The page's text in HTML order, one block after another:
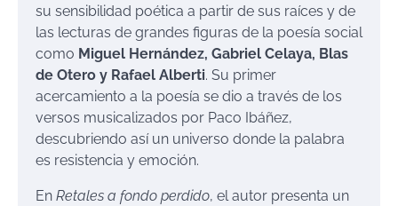
su sensibilidad poética a partir de sus raíces y de
las lecturas de grandes figuras de la poesía social
como Miguel Hernández, Gabriel Celaya, Blas
de Otero y Rafael Alberti. Su primer
acercamiento a la poesía se dio a través de los
versos musicalizados por Paco Ibáñez,
descubriendo así un universo donde la palabra
es resistencia y emoción.
En Retales a fondo perdido, el autor presenta un